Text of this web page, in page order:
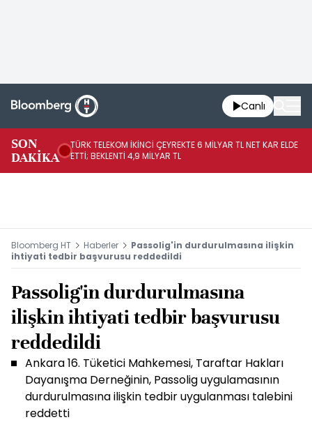
Canlı
SON
DAKİKA
TÜRK TELEKOM İKİNCİ ÇEYREKTE 6 MİLYAR TL NET KAR ELDE
ETTİ; BEKLENTİ 4,9 MİLYAR TL
Bloomberg HT Haberler
Passolig'in durdurulmasına ilişkin
ihtiyati tedbir başvurusu reddedildi
Passolig'in durdurulmasına
ilişkin ihtiyati tedbir başvurusu
reddedildi
Ankara 16. Tüketici Mahkemesi, Taraftar Hakları
Dayanışma Derneğinin, Passolig uygulamasının
durdurulmasına ilişkin tedbir uygulanması talebini
reddetti